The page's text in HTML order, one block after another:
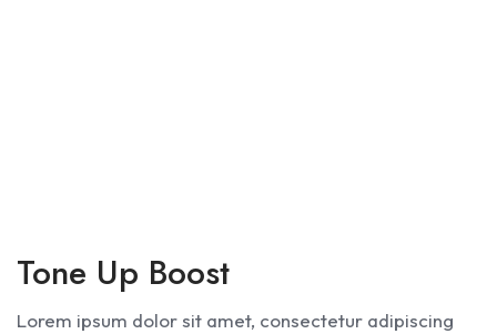
Tone Up Boost
Lorem ipsum dolor sit amet, consectetur adipiscing